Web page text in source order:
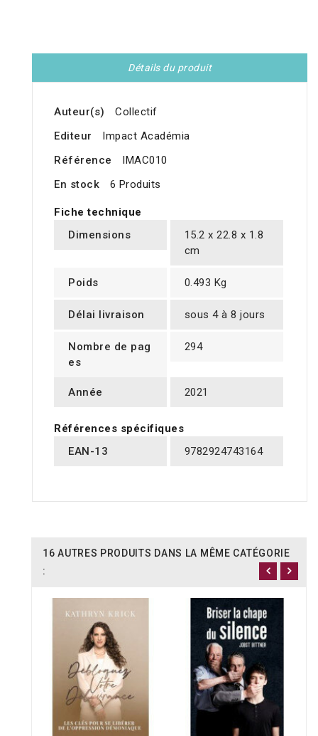
Détails du produit
Auteur(s)
Collectif
Editeur
Impact Académia
Référence
IMAC010
En stock
6 Produits
Fiche technique
Dimensions
15.2 x 22.8 x 1.8
cm
Poids 0.493 Kg
Délai livraison sous 4 à 8 jours
Nombre de pag
es
294
Année 2021
Références spécifiques
EAN-13
9782924743164
16 AUTRES PRODUITS DANS LA MÊME CATÉGORIE
: